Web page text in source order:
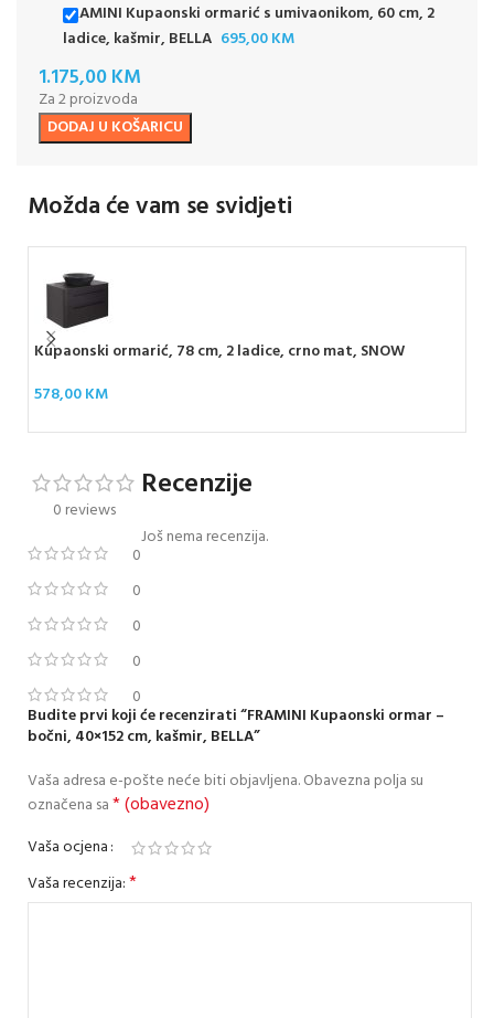
FRAMINI Kupaonski ormarić s umivaonikom, 60 cm, 2
ladice, kašmir, BELLA 695,00KM
1.175,00KM
Za 2 proizvoda
DODAJ U KOŠARICU
Možda će vam se svidjeti
Kupaonski ormarić, 78 cm, 2 ladice, crno mat, SNOW
578,00KM
0 reviews
0
0
0
0
0
Recenzije
Još nema recenzija.
Budite prvi koji će recenzirati “FRAMINI Kupaonski ormar –
bočni, 40×152 cm, kašmir, BELLA”
Vaša adresa e-pošte neće biti objavljena.Obavezna polja su
označena sa* (obavezno)
Vaša ocjena
Vaša recenzija:*